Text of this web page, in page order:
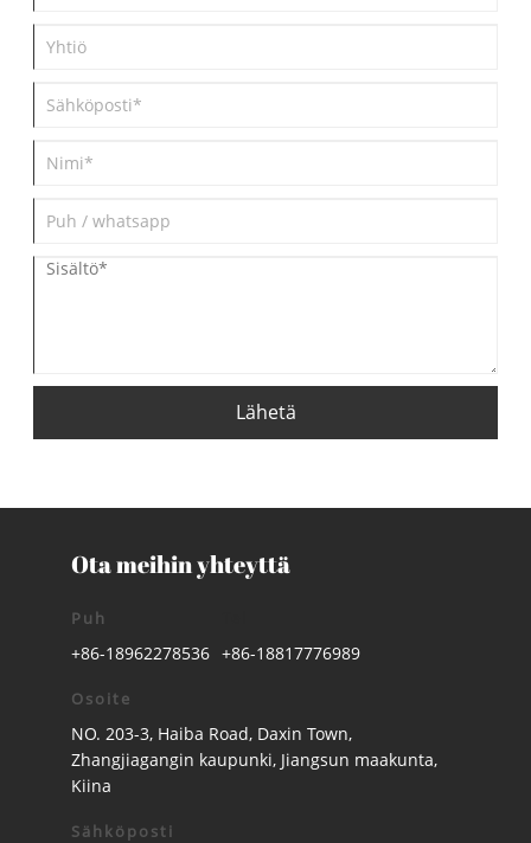
Lähetä
Ota meihin yhteyttä
Puh
+86-18962278536 +86-18817776989
Osoite
NO. 203-3, Haiba Road, Daxin Town,
Zhangjiagangin kaupunki, Jiangsun maakunta,
Kiina
Sähköposti